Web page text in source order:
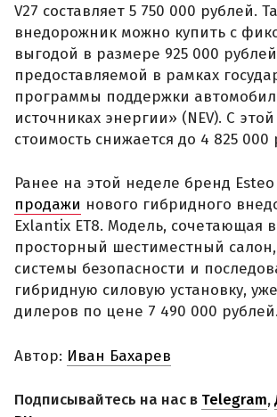
V27 составляет 5 750 000 рублей.
внедорожник можно купить с
выгодой в размере 925 000
предоставляемой в рамках
программы поддержки
источниках энергии» (NEV). С
стоимость снижается до 4 825 000
Ранее на этой неделе бренд Esteo
продажи нового гибридного
Exlantix ET8. Модель, сочетающая
просторный шестиместный
системы безопасности и
гибридную силовую установку,
дилеров по цене 7 490 000 рублей.
Автор: Иван Бахарев
Подписывайтесь на нас в Telegram,